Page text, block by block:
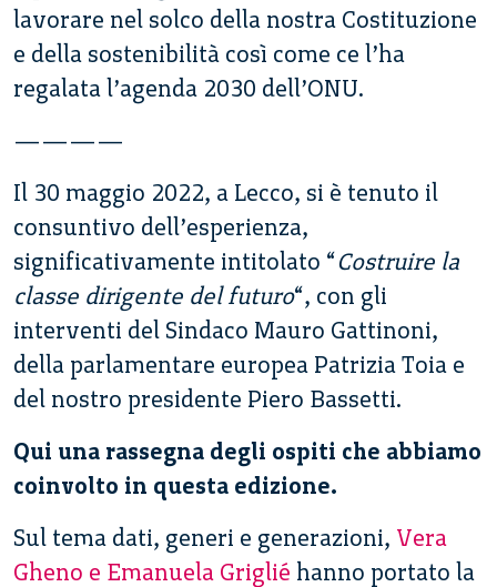
lavorare nel solco della nostra Costituzione
e della sostenibilità così come ce l’ha
regalata l’agenda 2030 dell’ONU.
————
Il 30 maggio 2022, a Lecco, si è tenuto il
consuntivo dell’esperienza,
significativamente intitolato “Costruire la
classe dirigente del futuro“, con gli
interventi del Sindaco Mauro Gattinoni,
della parlamentare europea Patrizia Toia e
del nostro presidente Piero Bassetti.
Qui una rassegna degli ospiti che abbiamo
coinvolto in questa edizione.
Sul tema dati, generi e generazioni, Vera
Gheno e Emanuela Griglié hanno portato la